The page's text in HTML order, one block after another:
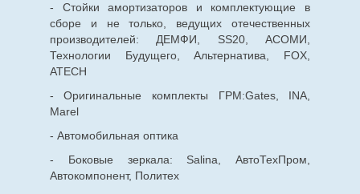
- Стойки амортизаторов и комплектующие в
сборе и не только, ведущих отечественных
производителей: ДЕМФИ, SS20, АСОМИ,
Технологии Будущего, Альтернатива, FOX,
ATECH
- Оригинальные комплекты ГРМ:Gates, INA,
Marel
- Автомобильная оптика
- Боковые зеркала: Salina, АвтоТехПром,
Автокомпонент, Политех